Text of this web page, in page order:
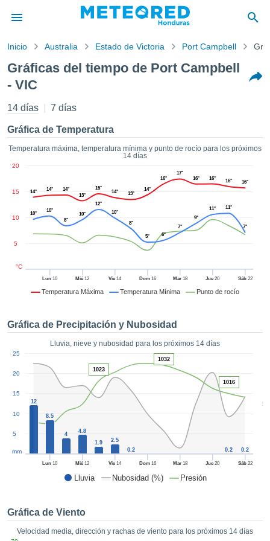
de
por
que la
calidad.
a este
y
forma
basada
nuestra
seguir
sin coste.
a la
la
de todas
nuestros
así como
un perfil
para
CONTINUAR
CONFIGURACIÓN
Inicio Australia Estado de Victoria Port Campbell
Gráficas del tiempo de Port Campbell
- VIC
14 días 7 días
Gráfica de Temperatura
Temperatura máxima, temperatura mínima y punto de rocío para los próximos
14 días
Temperatura Máxima Temperatura Mínima Punto de rocío
Lun 10 Mié 12 Vie 14 Dom16 Mar18 Jue 20 Sáb22
5
10
15
20
°C
14° 14°
14°
13°
15°
14° 13°
14°
16°
17°
16°
16° 16° 16°
10°
10°
8°
10°
12°
10°
8°
5° 6°
7°
9°
11° 11°
7°
Gráfica de Precipitación y Nubosidad
Lluvia, nieve y nubosidad para los próximos 14 días
Lluvia Nubosidad (%) Presión
50
Lun 10 Mié 12 Vie 14 Dom16 Mar18 Jue 20 Sáb22
5
10
15
20
25
mm
12
8.5
4
4.8
1.9
2.5
0.2
0.2 0.2
1023
1032
1016
Gráfica de Viento
Velocidad media, dirección y rachas de viento para los próximos 14 días